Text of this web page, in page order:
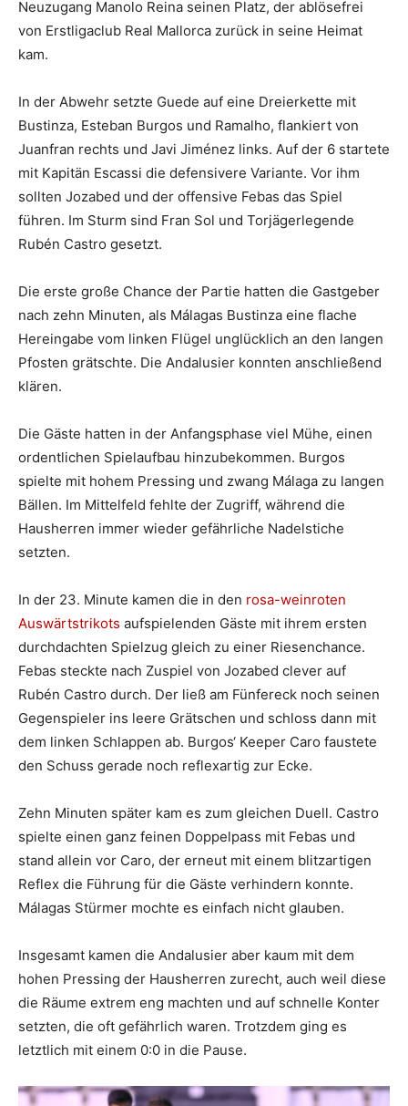
Neuzugang Manolo Reina seinen Platz, der ablösefrei
von Erstligaclub Real Mallorca zurück in seine Heimat
kam.
In der Abwehr setzte Guede auf eine Dreierkette mit
Bustinza, Esteban Burgos und Ramalho, flankiert von
Juanfran rechts und Javi Jiménez links. Auf der 6 startete
mit Kapitän Escassi die defensivere Variante. Vor ihm
sollten Jozabed und der offensive Febas das Spiel
führen. Im Sturm sind Fran Sol und Torjägerlegende
Rubén Castro gesetzt.
Die erste große Chance der Partie hatten die Gastgeber
nach zehn Minuten, als Málagas Bustinza eine flache
Hereingabe vom linken Flügel unglücklich an den langen
Pfosten grätschte. Die Andalusier konnten anschließend
klären.
Die Gäste hatten in der Anfangsphase viel Mühe, einen
ordentlichen Spielaufbau hinzubekommen. Burgos
spielte mit hohem Pressing und zwang Málaga zu langen
Bällen. Im Mittelfeld fehlte der Zugriff, während die
Hausherren immer wieder gefährliche Nadelstiche
setzten.
In der 23. Minute kamen die in den rosa-weinroten
Auswärtstrikots aufspielenden Gäste mit ihrem ersten
durchdachten Spielzug gleich zu einer Riesenchance.
Febas steckte nach Zuspiel von Jozabed clever auf
Rubén Castro durch. Der ließ am Fünfereck noch seinen
Gegenspieler ins leere Grätschen und schloss dann mit
dem linken Schlappen ab. Burgos‘ Keeper Caro faustete
den Schuss gerade noch reflexartig zur Ecke.
Zehn Minuten später kam es zum gleichen Duell. Castro
spielte einen ganz feinen Doppelpass mit Febas und
stand allein vor Caro, der erneut mit einem blitzartigen
Reflex die Führung für die Gäste verhindern konnte.
Málagas Stürmer mochte es einfach nicht glauben.
Insgesamt kamen die Andalusier aber kaum mit dem
hohen Pressing der Hausherren zurecht, auch weil diese
die Räume extrem eng machten und auf schnelle Konter
setzten, die oft gefährlich waren. Trotzdem ging es
letztlich mit einem 0:0 in die Pause.